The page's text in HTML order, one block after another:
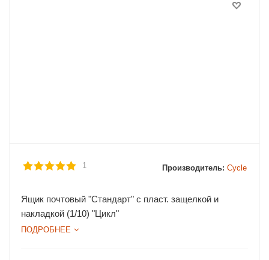
1 Производитель: Cycle
Ящик почтовый "Стандарт" с пласт. защелкой и
накладкой (1/10) "Цикл"
ПОДРОБНЕЕ